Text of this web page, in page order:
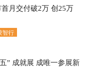
智行
月交付破2万 创25万
” 成就展 成唯一参展新